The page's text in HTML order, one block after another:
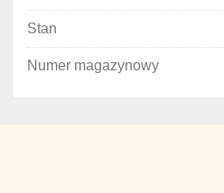
Stan
Numer magazynowy